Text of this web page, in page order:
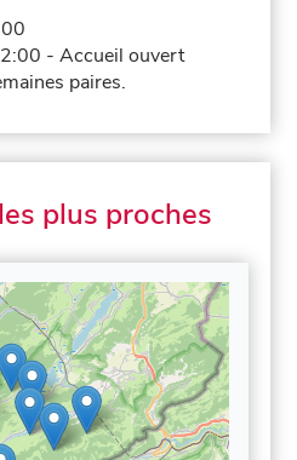
-Accueil ouvert
paires.
plus proches